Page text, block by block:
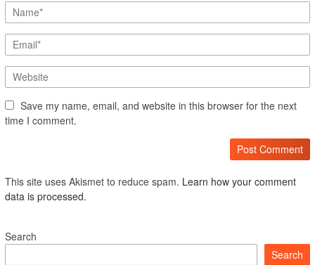
Save my name, email, and website in this browser for the next
time I comment.
This site uses Akismet to reduce spam. Learn how your comment
data is processed.
Search
Search